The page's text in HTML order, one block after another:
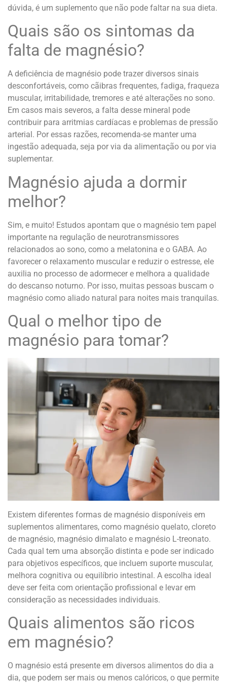
dúvida, é um suplemento que não pode faltar na sua dieta.
Quais são os sintomas da
falta de magnésio?
A deficiência de magnésio pode trazer diversos sinais
desconfortáveis, como cãibras frequentes, fadiga, fraqueza
muscular, irritabilidade, tremores e até alterações no sono.
Em casos mais severos, a falta desse mineral pode
contribuir para arritmias cardíacas e problemas de pressão
arterial. Por essas razões, recomenda-se manter uma
ingestão adequada, seja por via da alimentação ou por via
suplementar.
Magnésio ajuda a dormir
melhor?
Sim, e muito! Estudos apontam que o magnésio tem papel
importante na regulação de neurotransmissores
relacionados ao sono, como a melatonina e o GABA. Ao
favorecer o relaxamento muscular e reduzir o estresse, ele
auxilia no processo de adormecer e melhora a qualidade
do descanso noturno. Por isso, muitas pessoas buscam o
magnésio como aliado natural para noites mais tranquilas.
Qual o melhor tipo de
magnésio para tomar?
Existem diferentes formas de magnésio disponíveis em
suplementos alimentares, como magnésio quelato, cloreto
de magnésio, magnésio dimalato e magnésio L-treonato.
Cada qual tem uma absorção distinta e pode ser indicado
para objetivos específicos, que incluem suporte muscular,
melhora cognitiva ou equilíbrio intestinal. A escolha ideal
deve ser feita com orientação profissional e levar em
consideração as necessidades individuais.
Quais alimentos são ricos
em magnésio?
O magnésio está presente em diversos alimentos do dia a
dia, que podem ser mais ou menos calóricos, o que permite